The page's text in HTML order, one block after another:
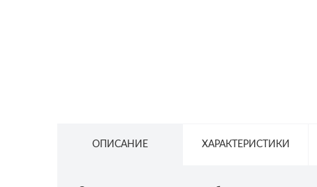
РАСПРОДАЖА
ОПИСАНИЕ ХАРАКТЕРИСТИКИ